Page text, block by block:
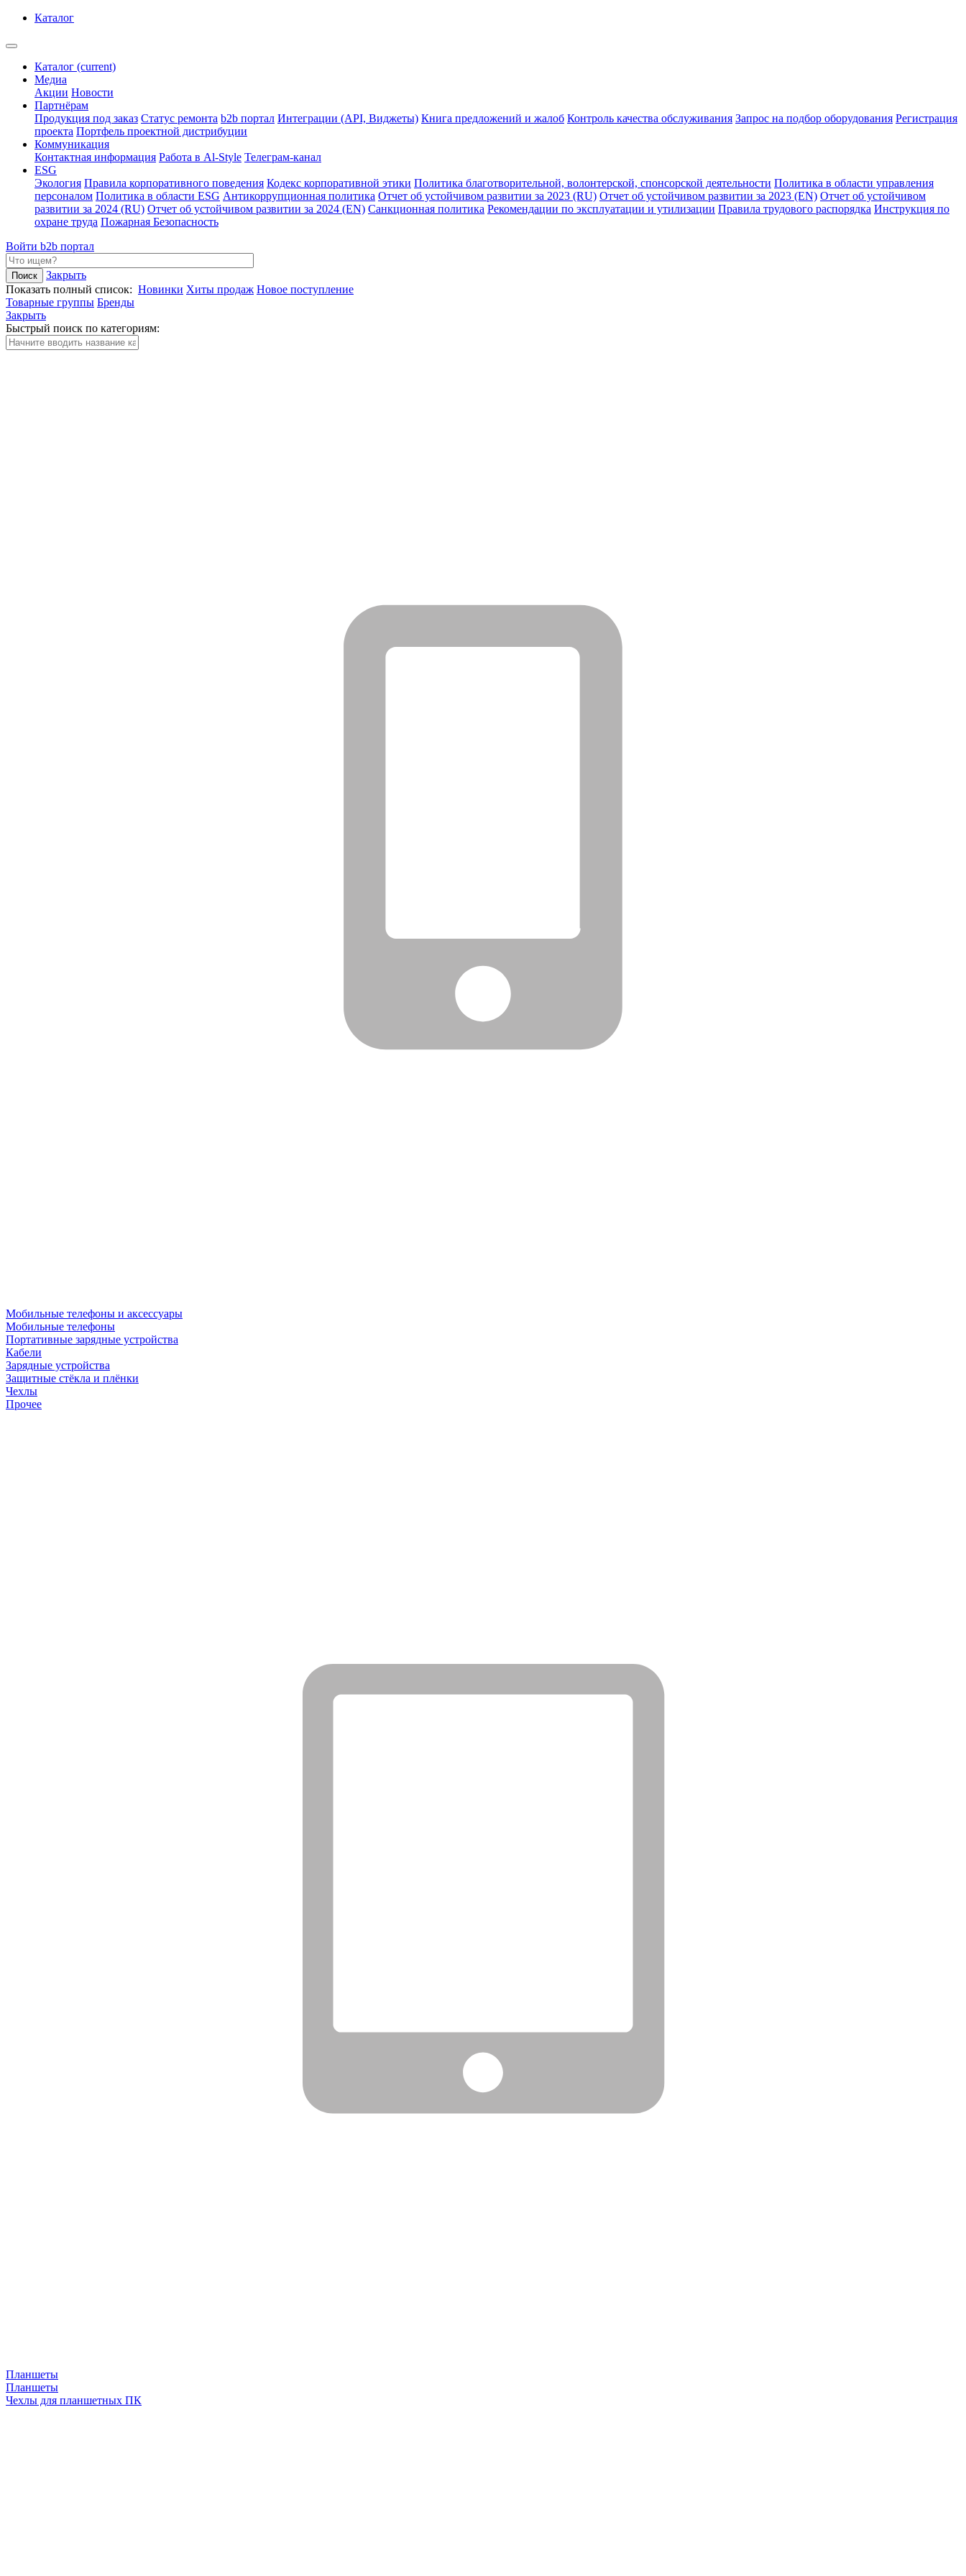
Каталог
Каталог (current)
Медиа
Акции Новости
Партнёрам
Продукция под заказ Статус ремонта b2b портал Интеграции (API, Виджеты) Книга предложений и жалоб Контроль качества обслуживания Запрос на подбор оборудования Регистрация
проекта Портфель проектной дистрибуции
Коммуникация
Контактная информация Работа в Al-Style Телеграм-канал
ESG
Экология Правила корпоративного поведения Кодекс корпоративной этики Политика благотворительной, волонтерской, спонсорской деятельности Политика в области управления
персоналом Политика в области ESG Антикоррупционная политика Отчет об устойчивом развитии за 2023 (RU) Отчет об устойчивом развитии за 2023 (EN) Отчет об устойчивом
развитии за 2024 (RU) Отчет об устойчивом развитии за 2024 (EN) Санкционная политика Рекомендации по эксплуатации и утилизации Правила трудового распорядка Инструкция по
охране труда Пожарная Безопасность
Войти b2b портал
Закрыть
Показать полный список: Новинки Хиты продаж Новое поступление
Товарные группы Бренды
Закрыть
Быстрый поиск по категориям:
Мобильные телефоны и аксессуары
Мобильные телефоны
Портативные зарядные устройства
Кабели
Зарядные устройства
Защитные стёкла и плёнки
Чехлы
Прочее
Планшеты
Планшеты
Чехлы для планшетных ПК